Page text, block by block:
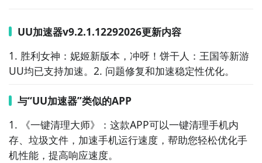
UU加速器v9.2.1.12292026更新内容
1. 胜利女神：妮姬新版本，冲呀！饼干人：王国等新游
UU均已支持加速。2. 问题修复和加速稳定性优化。
与“UU加速器”类似的APP
1. 《一键清理大师》：这款APP可以一键清理手机内
存、垃圾文件，加速手机运行速度，帮助您轻松优化手
机性能，提高响应速度。